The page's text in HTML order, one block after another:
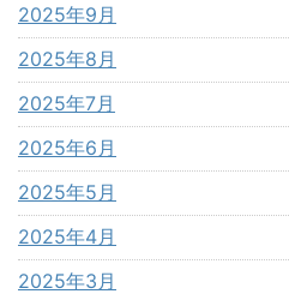
2025年9月
2025年8月
2025年7月
2025年6月
2025年5月
2025年4月
2025年3月